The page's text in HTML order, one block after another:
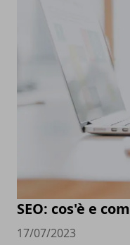
SEO: cos'è e
17/07/2023